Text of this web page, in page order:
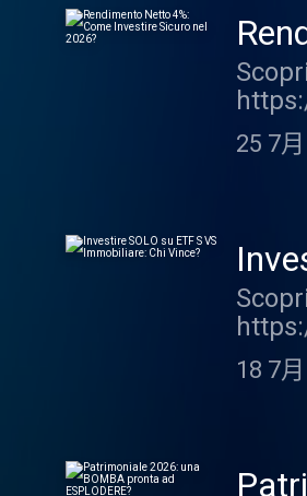
+++
Nel
facile
una
della
25 7
Chi
18 7